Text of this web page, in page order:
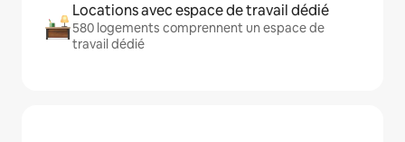
Locations avec espace de travail dédié
580 logements comprennent un espace de
travail dédié